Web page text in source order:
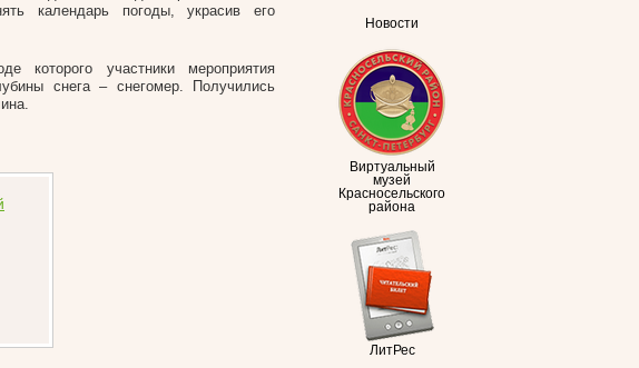
Новости
Виртуальный
музей
Красносельского
района
ЛитРес
календарь погоды, украсив его
которого участники мероприятия
снега – снегомер. Получились